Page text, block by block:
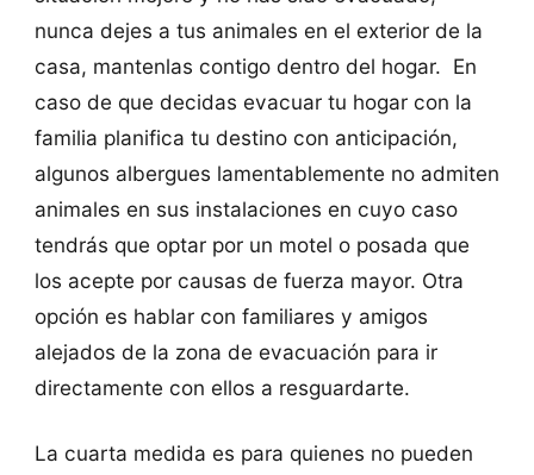
nunca dejes a tus animales en el exterior de la
casa, mantenlas contigo dentro del hogar. En
caso de que decidas evacuar tu hogar con la
familia planifica tu destino con anticipación,
algunos albergues lamentablemente no admiten
animales en sus instalaciones en cuyo caso
tendrás que optar por un motel o posada que
los acepte por causas de fuerza mayor. Otra
opción es hablar con familiares y amigos
alejados de la zona de evacuación para ir
directamente con ellos a resguardarte.
La cuarta medida es para quienes no pueden